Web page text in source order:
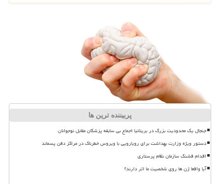
پربیننده ترین ها
جنجال یک محدودیت بزرگ در بریتانیا اجماع بی سابقه پزشکان مقابل نوجوانان
دستور ویژه وزارت بهداشت برای رویارویی با ویروس خطرناک در مراکز دفن پسماند
اقدام قشنگ سازمان نظام پرستاری
آیا واقعا ژن ها روی شخصیت ما اثر دارند؟